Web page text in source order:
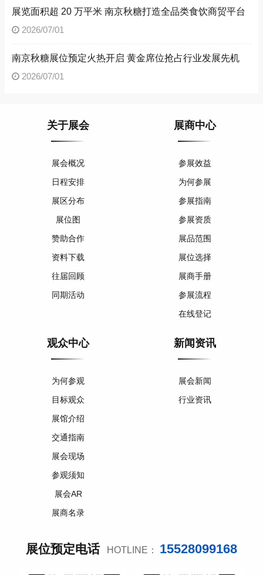
展览面积超 20 万平米 南京秋糖打造全品类食饮商贸平台
2026/07/01
南京秋糖展位预定火热开启 黄金席位抢占行业发展先机
2026/07/01
关于展会
展会概况
日程安排
展区分布
展位图
赞助合作
资料下载
往届回顾
同期活动
展商中心
参展效益
为何参展
参展指南
参展资质
展品范围
展位选择
展商手册
参展流程
在线登记
观众中心
为何参观
目标观众
展馆介绍
交通指南
展会现场
参观须知
展会AR
展商名录
新闻资讯
展会新闻
行业资讯
展位预定电话 HOTLINE： 15528099168